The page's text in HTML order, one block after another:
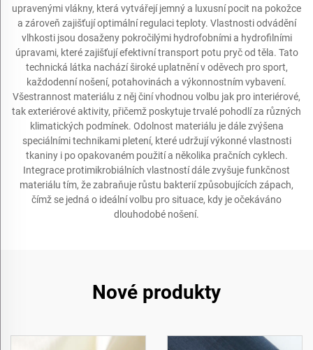
upravenými vlákny, která vytvářejí jemný a luxusní pocit na pokožce
a zároveň zajišťují optimální regulaci teploty. Vlastnosti odvádění
vlhkosti jsou dosaženy pokročilými hydrofobními a hydrofilními
úpravami, které zajišťují efektivní transport potu pryč od těla. Tato
technická látka nachází široké uplatnění v oděvech pro sport,
každodenní nošení, potahovinách a výkonnostním vybavení.
Všestrannost materiálu z něj činí vhodnou volbu jak pro interiérové,
tak exteriérové aktivity, přičemž poskytuje trvalé pohodlí za různých
klimatických podmínek. Odolnost materiálu je dále zvýšena
speciálními technikami pletení, které udržují výkonné vlastnosti
tkaniny i po opakovaném použití a několika pračních cyklech.
Integrace protimikrobiálních vlastností dále zvyšuje funkčnost
materiálu tím, že zabraňuje růstu bakterií způsobujících zápach,
čímž se jedná o ideální volbu pro situace, kdy je očekáváno
dlouhodobé nošení.
Nové produkty